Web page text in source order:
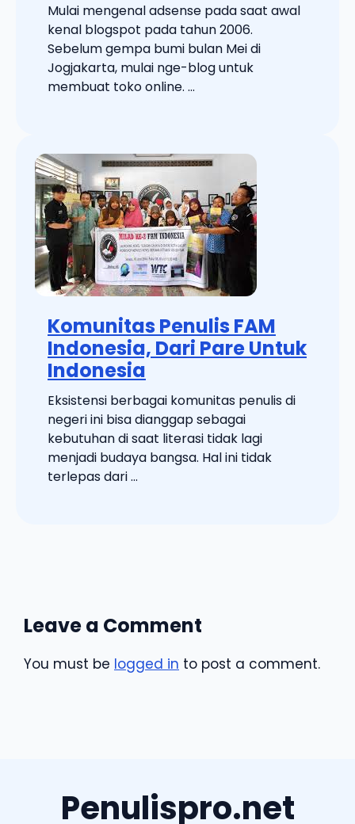
Mulai mengenal adsense pada saat awal
kenal blogspot pada tahun 2006.
Sebelum gempa bumi bulan Mei di
Jogjakarta, mulai nge-blog untuk
membuat toko online. ...
Komunitas Penulis FAM
Indonesia, Dari Pare Untuk
Indonesia
Eksistensi berbagai komunitas penulis di
negeri ini bisa dianggap sebagai
kebutuhan di saat literasi tidak lagi
menjadi budaya bangsa. Hal ini tidak
terlepas dari ...
Leave a Comment
You must be logged in to post a comment.
Penulispro.net